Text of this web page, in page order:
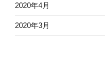
2020年4月
2020年3月